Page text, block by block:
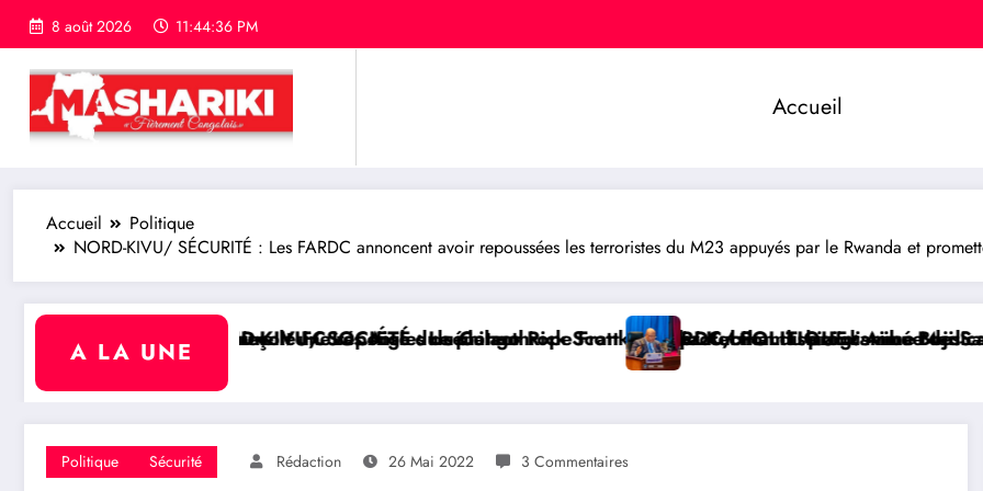
8 août 2026 11:44:37 PM
Accueil
Accueil
Politique
NORD-KIVU/ SÉCURITÉ : Les FARDC annoncent avoir repoussées les terroristes du M23 appuyés par le Rwanda et
A LA UNE
le FC Les Aigles du Congo
une réponse du sénateur Rick Scott sur la protection du programme Medicaid
SOCIÉTÉ : Le philanthrope Frank Mwaka Kubihamushizi distribue des cahiers aux écoliers de la
RDC/ POLITIQUE : Aimé Boji Sangara plaide pour unRDC/
Politique Sécurité Rédaction 26 Mai 2022 3 Commentaires